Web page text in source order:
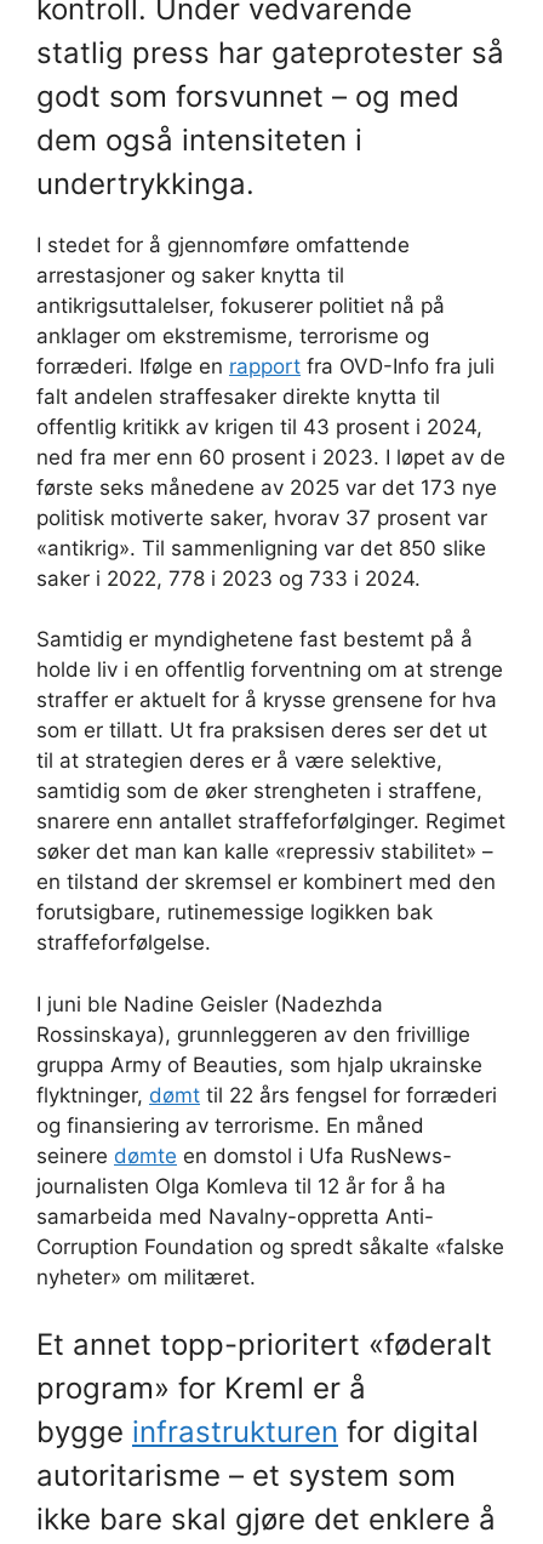
kontroll. Under vedvarende
statlig press har gateprotester så
godt som forsvunnet – og med
dem også intensiteten i
undertrykkinga.
I stedet for å gjennomføre omfattende
arrestasjoner og saker knytta til
antikrigsuttalelser, fokuserer politiet nå på
anklager om ekstremisme, terrorisme og
forræderi. Ifølge en rapport fra OVD-Info fra juli
falt andelen straffesaker direkte knytta til
offentlig kritikk av krigen til 43 prosent i 2024,
ned fra mer enn 60 prosent i 2023. I løpet av de
første seks månedene av 2025 var det 173 nye
politisk motiverte saker, hvorav 37 prosent var
«antikrig». Til sammenligning var det 850 slike
saker i 2022, 778 i 2023 og 733 i 2024.
Samtidig er myndighetene fast bestemt på å
holde liv i en offentlig forventning om at strenge
straffer er aktuelt for å krysse grensene for hva
som er tillatt. Ut fra praksisen deres ser det ut
til at strategien deres er å være selektive,
samtidig som de øker strengheten i straffene,
snarere enn antallet straffeforfølginger. Regimet
søker det man kan kalle «repressiv stabilitet» –
en tilstand der skremsel er kombinert med den
forutsigbare, rutinemessige logikken bak
straffeforfølgelse.
I juni ble Nadine Geisler (Nadezhda
Rossinskaya), grunnleggeren av den frivillige
gruppa Army of Beauties, som hjalp ukrainske
flyktninger, dømt til 22 års fengsel for forræderi
og finansiering av terrorisme. En måned
seinere dømte en domstol i Ufa RusNews-
journalisten Olga Komleva til 12 år for å ha
samarbeida med Navalny-oppretta Anti-
Corruption Foundation og spredt såkalte «falske
nyheter» om militæret.
Et annet topp-prioritert «føderalt
program» for Kreml er å
bygge infrastrukturen for digital
autoritarisme – et system som
ikke bare skal gjøre det enklere å